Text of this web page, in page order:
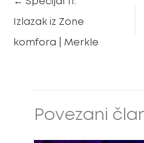
Izlazak iz Zone
komfora | Merkle
Povezani